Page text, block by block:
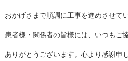
おかげさまで順調に工事を進めさせて
患者様・関係者の皆様には、いつもご
ありがとうございます。心より感謝申